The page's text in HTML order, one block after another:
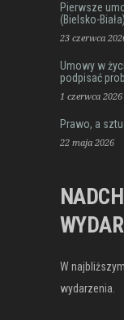
Pierwsze
(Bielsko-Biała)
23 czerwca
Umowy w
podpisać
1 czerwca 2026
Prawo, a
22 maja 2026
W
wydarzenia.